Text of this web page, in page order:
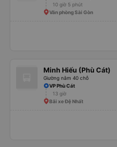
10 giờ 5 phút
Văn phòng Sài Gòn
Minh Hiếu (Phù Cát)
Giường nằm 40 chỗ
VP Phù Cát
13 giờ
Bãi xe Đệ Nhất